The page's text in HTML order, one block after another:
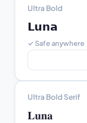
Ultra Bold
𝗟𝘂𝗻𝗮
✓ Safe anywhere
Ultra Bold Serif
𝐋𝐮𝐧𝐚